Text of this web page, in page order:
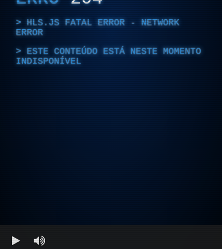
HLS.JS FATAL ERROR - NETWORK
ERROR
ESTE CONTEÚDO ESTÁ NESTE MOMENTO
INDISPONÍVEL